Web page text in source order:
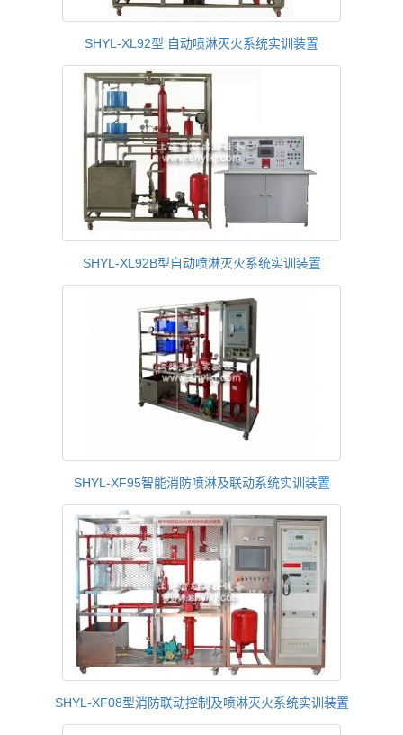
SHYL-XL92型 自动喷淋灭火系统实训装置
SHYL-XL92B型自动喷淋灭火系统实训装置
SHYL-XF95智能消防喷淋及联动系统实训装置
SHYL-XF08型消防联动控制及喷淋灭火系统实训装置